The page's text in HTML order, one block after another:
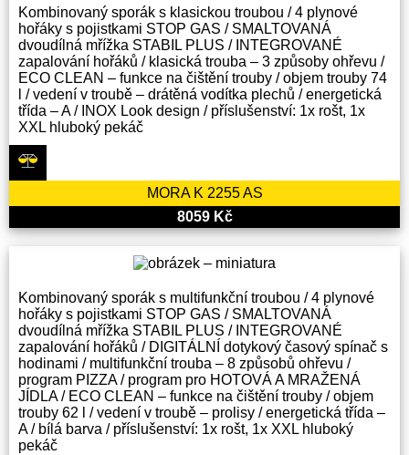
Kombinovaný sporák s klasickou troubou / 4 plynové
hořáky s pojistkami STOP GAS / SMALTOVANÁ
dvoudílná mřížka STABIL PLUS / INTEGROVANÉ
zapalování hořáků / klasická trouba – 3 způsoby ohřevu /
ECO CLEAN – funkce na čištění trouby / objem trouby 74
l / vedení v troubě – drátěná vodítka plechů / energetická
třída – A / INOX Look design / příslušenství: 1x rošt, 1x
XXL hluboký pekáč
MORA K 2255 AS
8059 Kč
Kombinovaný sporák s multifunkční troubou / 4 plynové
hořáky s pojistkami STOP GAS / SMALTOVANÁ
dvoudílná mřížka STABIL PLUS / INTEGROVANÉ
zapalování hořáků / DIGITÁLNÍ dotykový časový spínač s
hodinami / multifunkční trouba – 8 způsobů ohřevu /
program PIZZA / program pro HOTOVÁ A MRAŽENÁ
JÍDLA / ECO CLEAN – funkce na čištění trouby / objem
trouby 62 l / vedení v troubě – prolisy / energetická třída –
A / bílá barva / příslušenství: 1x rošt, 1x XXL hluboký
pekáč